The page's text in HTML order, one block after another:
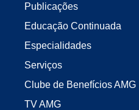
Publicações
Educação Continuada
Especialidades
Serviços
Clube de Benefícios AMG
TV AMG